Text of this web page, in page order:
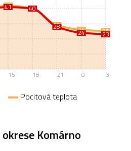
42
40
29
26 25
41
40
28
24 23
15 18 21 0 3
Pocitová teplota
Komárno